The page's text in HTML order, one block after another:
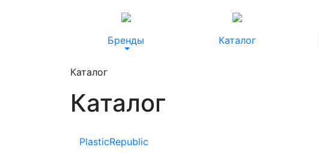
Бренды Каталог
Каталог
Каталог
PlasticRepublic